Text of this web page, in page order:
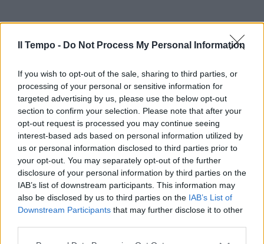
Il Tempo - Do Not Process My Personal Information
If you wish to opt-out of the sale, sharing to third parties, or
processing of your personal or sensitive information for
targeted advertising by us, please use the below opt-out
section to confirm your selection. Please note that after your
opt-out request is processed you may continue seeing
interest-based ads based on personal information utilized by
us or personal information disclosed to third parties prior to
your opt-out. You may separately opt-out of the further
disclosure of your personal information by third parties on the
IAB’s list of downstream participants. This information may
also be disclosed by us to third parties on the IAB’s List of
Downstream Participants that may further disclose it to other
In evidenza